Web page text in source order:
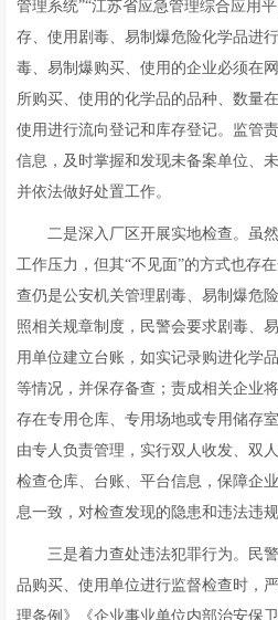
管理系统”“江苏省应急管理综合应用
存、使用剧毒、易制爆危险化学品进
毒、易制爆购买、使用的企业必须在
所购买、使用的化学品的品种、数量
使用进行流向登记和库存登记。监管
信息，及时掌握和发现未备案单位、
并依法做好处置工作。
二是深入厂区开展实地检查。虽
工作压力，但其“不见面”的方式也存
查仍是公安机关管理剧毒、易制爆危
照相关规章制度，民警会要求剧毒、
用单位建立台账，如实记录购进化学
等情况，并保存备查；责成相关企业
存在专用仓库、专用场地或专用储存
由专人负责管理，实行双人收发、双
检查仓库、台账、平台信息，保障企
息一致，对检查发现的隐患和违法违
三是着力查处违法犯罪行为。民
品购买、使用单位进行监督检查时，
理条例》《企业事业单位内部治安保